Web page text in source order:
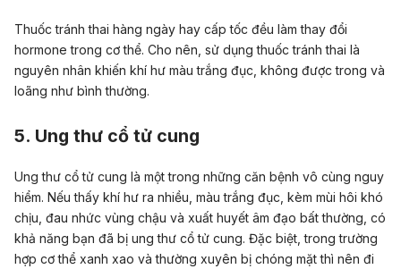
Thuốc tránh thai hàng ngày hay cấp tốc đều làm thay đổi
hormone trong cơ thể. Cho nên, sử dụng thuốc tránh thai là
nguyên nhân khiến khí hư màu trắng đục, không được trong và
loãng như bình thường.
5. Ung thư cổ tử cung
Ung thư cổ tử cung là một trong những căn bệnh vô cùng nguy
hiểm. Nếu thấy khí hư ra nhiều, màu trắng đục, kèm mùi hôi khó
chịu, đau nhức vùng chậu và xuất huyết âm đạo bất thường, có
khả năng bạn đã bị ung thư cổ tử cung. Đặc biệt, trong trường
hợp cơ thể xanh xao và thường xuyên bị chóng mặt thì nên đi